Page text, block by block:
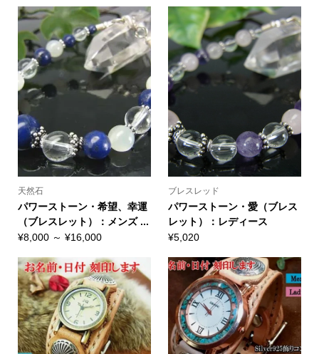
天然石
パワーストーン・希望、幸運
（ブレスレット）：メンズ ...
¥8,000～ ¥16,000
ブレスレッド
パワーストーン・愛（ブレス
レット）：レディース
¥5,020